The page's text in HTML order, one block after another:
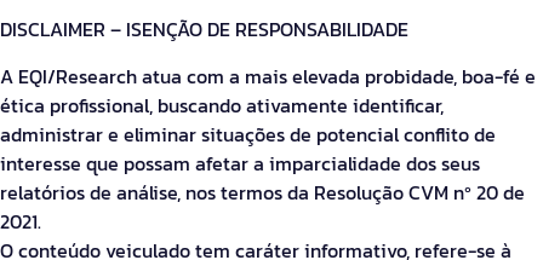
DISCLAIMER – ISENÇÃO DE RESPONSABILIDADE
A EQI/Research atua com a mais elevada probidade, boa-fé e
ética profissional, buscando ativamente identificar,
administrar e eliminar situações de potencial conflito de
interesse que possam afetar a imparcialidade dos seus
relatórios de análise, nos termos da Resolução CVM nº 20 de
2021.
O conteúdo veiculado tem caráter informativo, refere-se à